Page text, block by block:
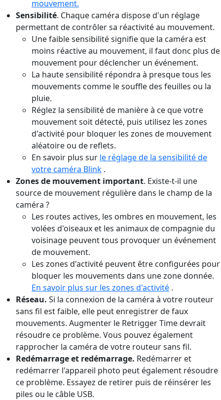
mouvement.
Sensibilité. Chaque caméra dispose d'un réglage
permettant de contrôler sa réactivité au mouvement.
Une faible sensibilité signifie que la caméra est
moins réactive au mouvement, il faut donc plus de
mouvement pour déclencher un événement.
La haute sensibilité répondra à presque tous les
mouvements comme le souffle des feuilles ou la
pluie.
Réglez la sensibilité de manière à ce que votre
mouvement soit détecté, puis utilisez les zones
d'activité pour bloquer les zones de mouvement
aléatoire ou de reflets.
En savoir plus sur le réglage de la sensibilité de
votre caméra Blink .
Zones de mouvement important. Existe-t-il une
source de mouvement régulière dans le champ de la
caméra ?
Les routes actives, les ombres en mouvement, les
volées d'oiseaux et les animaux de compagnie du
voisinage peuvent tous provoquer un événement
de mouvement.
Les zones d'activité peuvent être configurées pour
bloquer les mouvements dans une zone donnée.
En savoir plus sur les zones d'activité .
Réseau. Si la connexion de la caméra à votre routeur
sans fil est faible, elle peut enregistrer de faux
mouvements. Augmenter le Retrigger Time devrait
résoudre ce problème. Vous pouvez également
rapprocher la caméra de votre routeur sans fil.
Redémarrage et redémarrage. Redémarrer et
redémarrer l'appareil photo peut également résoudre
ce problème. Essayez de retirer puis de réinsérer les
piles ou le câble USB.